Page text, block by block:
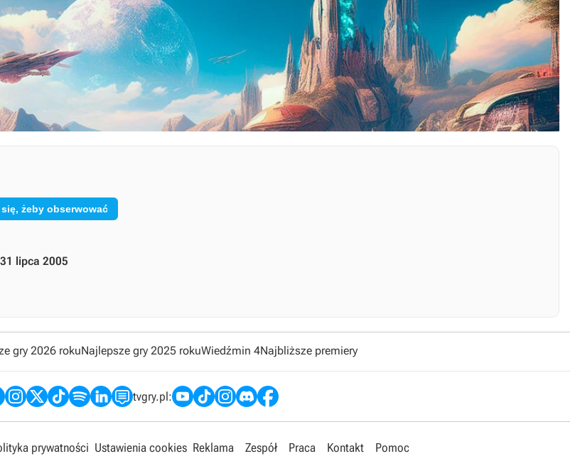
żeby obserwować
31 lipca 2005
gry 2026 rokuNajlepsze gry 2025 rokuWiedźmin 4Najbliższe premiery
tvgry.pl:
prywatności Ustawienia cookies Reklama Zespół Praca Kontakt Pomoc